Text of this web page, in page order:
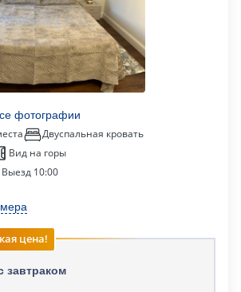
фотографии
Двуспальная кровать
Вид на горы
Выезд 10:00
цена!
завтраком